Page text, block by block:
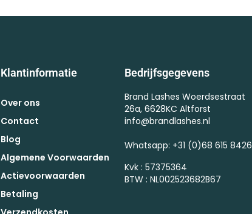
Klantinformatie
Over ons
Contact
Blog
Algemene Voorwaarden
Actievoorwaarden
Betaling
Bedrijfsgegevens
Brand Lashes Woerdsestraat
26a, 6628KC Altforst
info@brandlashes.nl
Whatsapp: +31 (0)68 615 8426
Kvk : 57375364
BTW : NL002523682B67